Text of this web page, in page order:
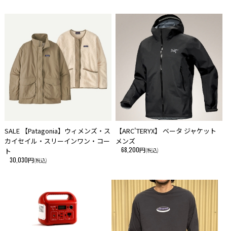
SALE 【Patagonia】ウィメンズ・ス
カイセイル・スリーインワン・コー
ト
30,030円(税込)
【ARC'TERYX】 ベータ ジャケット
メンズ
68,200円(税込)